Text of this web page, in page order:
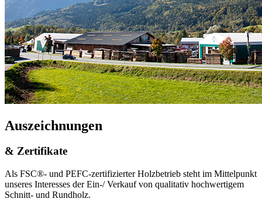
Auszeichnungen
& Zertifikate
Als FSC®- und PEFC-zertifizierter Holzbetrieb steht im Mittelpunkt
unseres Interesses der Ein-/ Verkauf von qualitativ hochwertigem
Schnitt- und Rundholz.